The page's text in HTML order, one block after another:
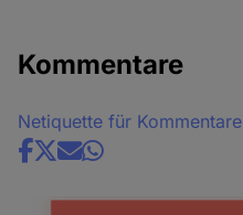
Kommentare
Netiquette für Kommentare
Share
news